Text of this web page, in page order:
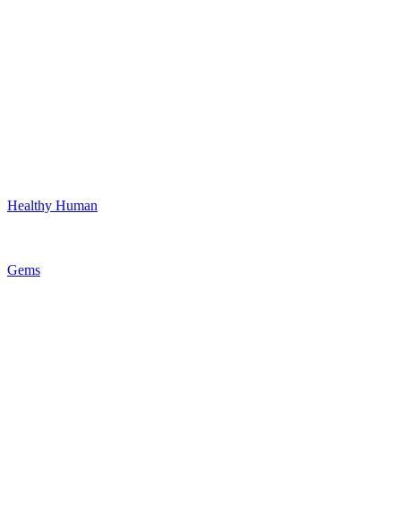
Healthy Human
Gems